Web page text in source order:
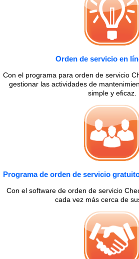
Orden de servicio en
Con el programa para orden de servicio
gestionar las actividades de
simple y eficaz.
Programa de orden de servicio
Con el software de orden de servicio
cada vez más cerca de